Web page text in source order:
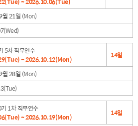
월 21일 (Mon)
5차 직무연수
~ 2026.10.12(Mon)
14일
월 28일 (Mon)
1차 직무연수
~ 2026.10.19(Mon)
14일